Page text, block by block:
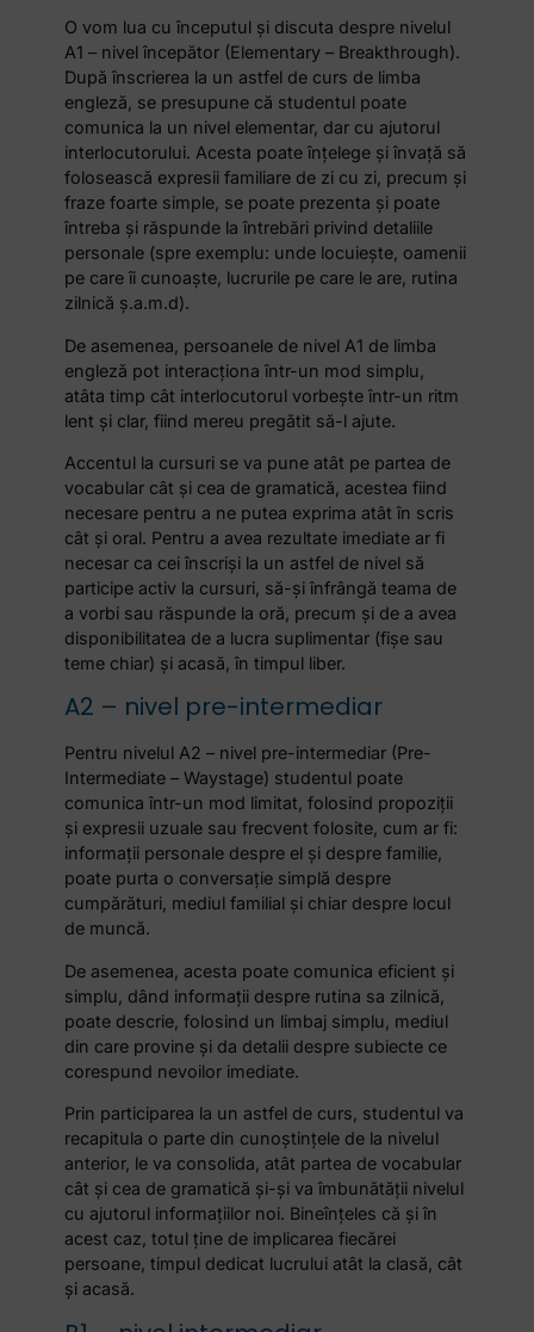
O vom lua cu începutul și discuta despre nivelul
A1 – nivel începător (Elementary – Breakthrough).
După înscrierea la un astfel de curs de limba
engleză, se presupune că studentul poate
comunica la un nivel elementar, dar cu ajutorul
interlocutorului. Acesta poate înțelege și învață să
folosească expresii familiare de zi cu zi, precum și
fraze foarte simple, se poate prezenta și poate
întreba și răspunde la întrebări privind detaliile
personale (spre exemplu: unde locuiește, oamenii
pe care îi cunoaște, lucrurile pe care le are, rutina
zilnică ș.a.m.d).
De asemenea, persoanele de nivel A1 de limba
engleză pot interacționa într-un mod simplu,
atâta timp cât interlocutorul vorbește într-un ritm
lent și clar, fiind mereu pregătit să-l ajute.
Accentul la cursuri se va pune atât pe partea de
vocabular cât și cea de gramatică, acestea fiind
necesare pentru a ne putea exprima atât în scris
cât și oral. Pentru a avea rezultate imediate ar fi
necesar ca cei înscriși la un astfel de nivel să
participe activ la cursuri, să-și înfrângă teama de
a vorbi sau răspunde la oră, precum și de a avea
disponibilitatea de a lucra suplimentar (fișe sau
teme chiar) și acasă, în timpul liber.
A2 – nivel pre-intermediar
Pentru nivelul A2 – nivel pre-intermediar (Pre-
Intermediate – Waystage) studentul poate
comunica într-un mod limitat, folosind propoziții
și expresii uzuale sau frecvent folosite, cum ar fi:
informații personale despre el și despre familie,
poate purta o conversație simplă despre
cumpărături, mediul familial și chiar despre locul
de muncă.
De asemenea, acesta poate comunica eficient și
simplu, dând informații despre rutina sa zilnică,
poate descrie, folosind un limbaj simplu, mediul
din care provine și da detalii despre subiecte ce
corespund nevoilor imediate.
Prin participarea la un astfel de curs, studentul va
recapitula o parte din cunoștințele de la nivelul
anterior, le va consolida, atât partea de vocabular
cât și cea de gramatică și-și va îmbunătății nivelul
cu ajutorul informațiilor noi. Bineînțeles că și în
acest caz, totul ține de implicarea fiecărei
persoane, timpul dedicat lucrului atât la clasă, cât
și acasă.